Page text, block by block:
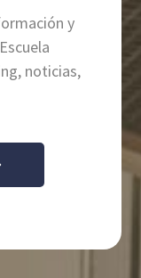
y
noticias,